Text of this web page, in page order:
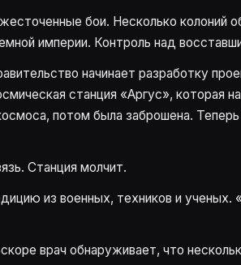
бои. Несколько колоний
империи. Контроль над
начинает разработку
станция «Аргус», которая
потом была заброшена.
Станция молчит.
из военных, техников и
врач обнаруживает, что